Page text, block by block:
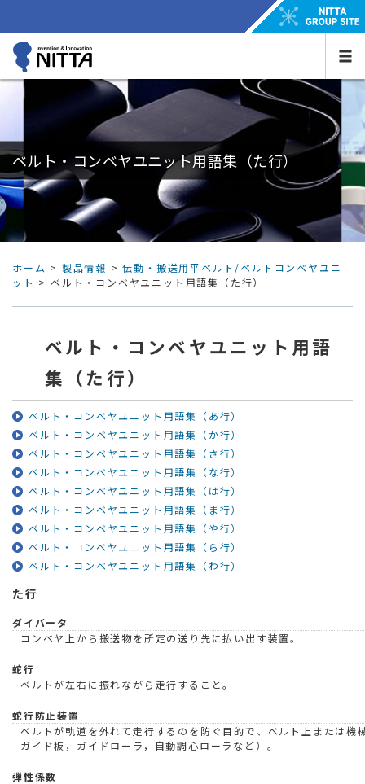
ベルト・コンベヤユニット用語集（た行）
ホーム > 製品情報 >伝動・搬送用平ベルト/ベルトコンベヤユニ
ット > ベルト・コンベヤユニット用語集（た行）
ベルト・コンベヤユニット用語
集（た行）
ベルト・コンベヤユニット用語集（あ行）
ベルト・コンベヤユニット用語集（か行）
ベルト・コンベヤユニット用語集（さ行）
ベルト・コンベヤユニット用語集（な行）
ベルト・コンベヤユニット用語集（は行）
ベルト・コンベヤユニット用語集（ま行）
ベルト・コンベヤユニット用語集（や行）
ベルト・コンベヤユニット用語集（ら行）
ベルト・コンベヤユニット用語集（わ行）
た行
ダイバータ
コンベヤ上から搬送物を所定の送り先に払い出す装置。
蛇行
ベルトが左右に振れながら走行すること。
蛇行防止装置
ベルトが軌道を外れて走行するのを防ぐ目的で、ベルト上または
ガイド板，ガイドローラ，自動調心ローラなど）。
弾性係数